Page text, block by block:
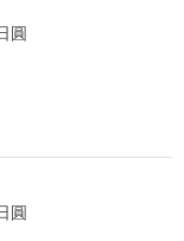
圓
圓